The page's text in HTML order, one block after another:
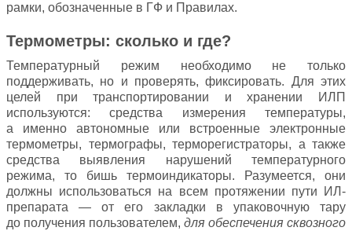
рамки, обозначенные в ГФ и Правилах.
Термометры: сколько и где?
Температурный режим необходимо не только
поддерживать, но и проверять, фиксировать. Для этих
целей при транспортировании и хранении ИЛП
используются: средства измерения температуры,
а именно автономные или встроенные электронные
термометры, термографы, терморегистраторы, а также
средства выявления нарушений температурного
режима, то бишь термоиндикаторы. Разумеется, они
должны использоваться на всем протяжении пути ИЛ-
препарата — от его закладки в упаковочную тару
до получения пользователем, для обеспечения сквозного